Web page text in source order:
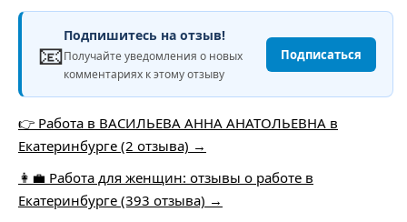
📧
Подпишитесь на отзыв!
Получайте уведомления о новых
комментариях к этому отзыву
Подписаться
👉 Работа в ВАСИЛЬЕВА АННА АНАТОЛЬЕВНА в
Екатеринбурге (2 отзыва) →
👩‍💼 Работа для женщин: отзывы о работе в
Екатеринбурге (393 отзыва) →